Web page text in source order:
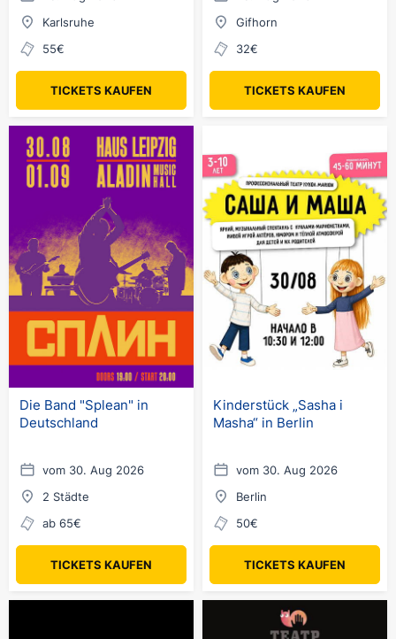
Karlsruhe
55€
TICKETS KAUFEN
Gifhorn
32€
TICKETS KAUFEN
Die Band "Splean" in
Deutschland
vom 30. Aug 2026
2 Städte
ab 65€
TICKETS KAUFEN
Kinderstück „Sasha i
Masha“ in Berlin
vom 30. Aug 2026
Berlin
50€
TICKETS KAUFEN